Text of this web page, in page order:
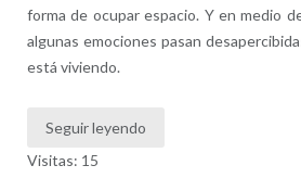
forma de ocupar espacio. Y en medio
algunas emociones pasan
está viviendo.
Seguir leyendo
Visitas: 15